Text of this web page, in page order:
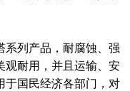
列产品，耐腐蚀、强
观耐用，并且运输、安
于国民经济各部门，对